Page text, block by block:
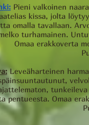
Pieni valkoinen
kissa, jolta
omalla tavallaan.
turhamainen.
Omaa erakkoverta
Leveäharteinen
pentueesta. Omaa